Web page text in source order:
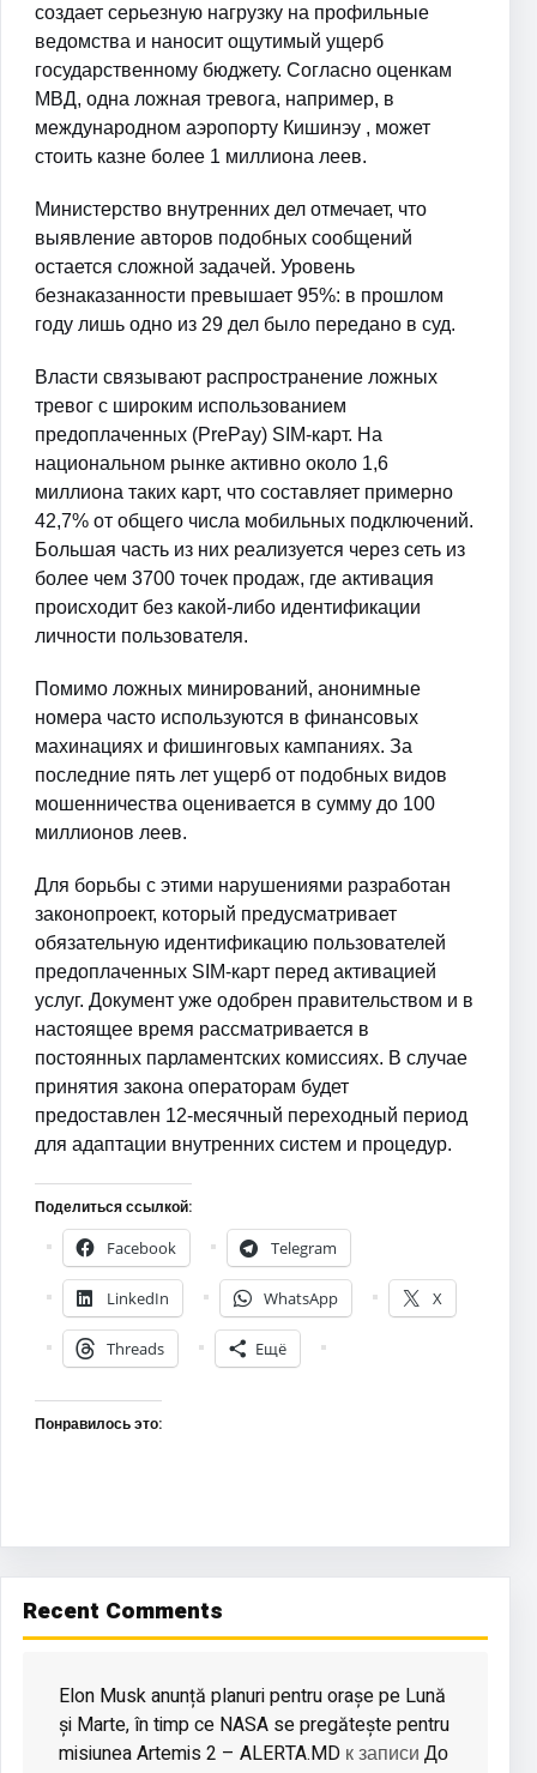
создает серьезную нагрузку на профильные
ведомства и наносит ощутимый ущерб
государственному бюджету. Согласно оценкам
МВД, одна ложная тревога, например, в
международном аэропорту Кишинэу , может
стоить казне более 1 миллиона леев.
Министерство внутренних дел отмечает, что
выявление авторов подобных сообщений
остается сложной задачей. Уровень
безнаказанности превышает 95%: в прошлом
году лишь одно из 29 дел было передано в суд.
Власти связывают распространение ложных
тревог с широким использованием
предоплаченных (PrePay) SIM-карт. На
национальном рынке активно около 1,6
миллиона таких карт, что составляет примерно
42,7% от общего числа мобильных подключений.
Большая часть из них реализуется через сеть из
более чем 3700 точек продаж, где активация
происходит без какой-либо идентификации
личности пользователя.
Помимо ложных минирований, анонимные
номера часто используются в финансовых
махинациях и фишинговых кампаниях. За
последние пять лет ущерб от подобных видов
мошенничества оценивается в сумму до 100
миллионов леев.
Для борьбы с этими нарушениями разработан
законопроект, который предусматривает
обязательную идентификацию пользователей
предоплаченных SIM-карт перед активацией
услуг. Документ уже одобрен правительством и в
настоящее время рассматривается в
постоянных парламентских комиссиях. В случае
принятия закона операторам будет
предоставлен 12-месячный переходный период
для адаптации внутренних систем и процедур.
Поделиться ссылкой:
Facebook
Telegram
LinkedIn WhatsApp X
Threads Ещё
Понравилось это:
Recent Comments
Elon Musk anunță planuri pentru orașe pe Lună
și Marte, în timp ce NASA se pregătește pentru
misiunea Artemis 2 – ALERTA.MD к записи До